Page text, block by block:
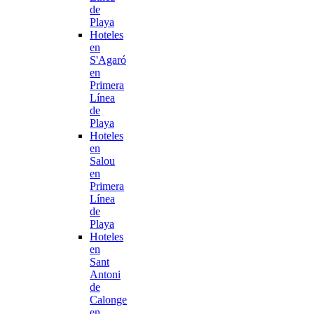
de
Playa
Hoteles
en
S'Agaró
en
Primera
Línea
de
Playa
Hoteles
en
Salou
en
Primera
Línea
de
Playa
Hoteles
en
Sant
Antoni
de
Calonge